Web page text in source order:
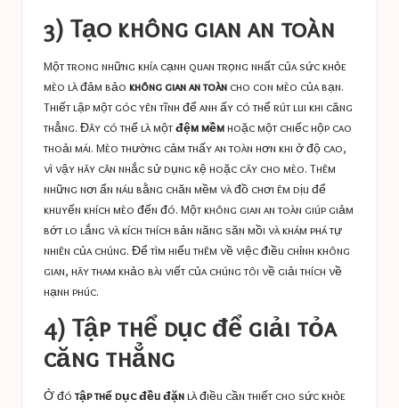
3) Tạo không gian an toàn
Một trong những khía cạnh quan trọng nhất của sức khỏe
mèo là đảm bảo không gian an toàn cho con mèo của bạn.
Thiết lập một góc yên tĩnh để anh ấy có thể rút lui khi căng
thẳng. Đây có thể là mộtđệm mềmhoặc một chiếc hộp cao
thoải mái. Mèo thường cảm thấy an toàn hơn khi ở độ cao,
vì vậy hãy cân nhắc sử dụng kệ hoặc cây cho mèo. Thêm
những nơi ẩn náu bằng chăn mềm và đồ chơi êm dịu để
khuyến khích mèo đến đó. Một không gian an toàn giúp giảm
bớt lo lắng và kích thích bản năng săn mồi và khám phá tự
nhiên của chúng. Để tìm hiểu thêm về việc điều chỉnh không
gian, hãy tham khảo bài viết của chúng tôi về giải thích về
hạnh phúc.
4) Tập thể dục để giải tỏa
căng thẳng
Ở đótập thể dục đều đặnlà điều cần thiết cho sức khỏe